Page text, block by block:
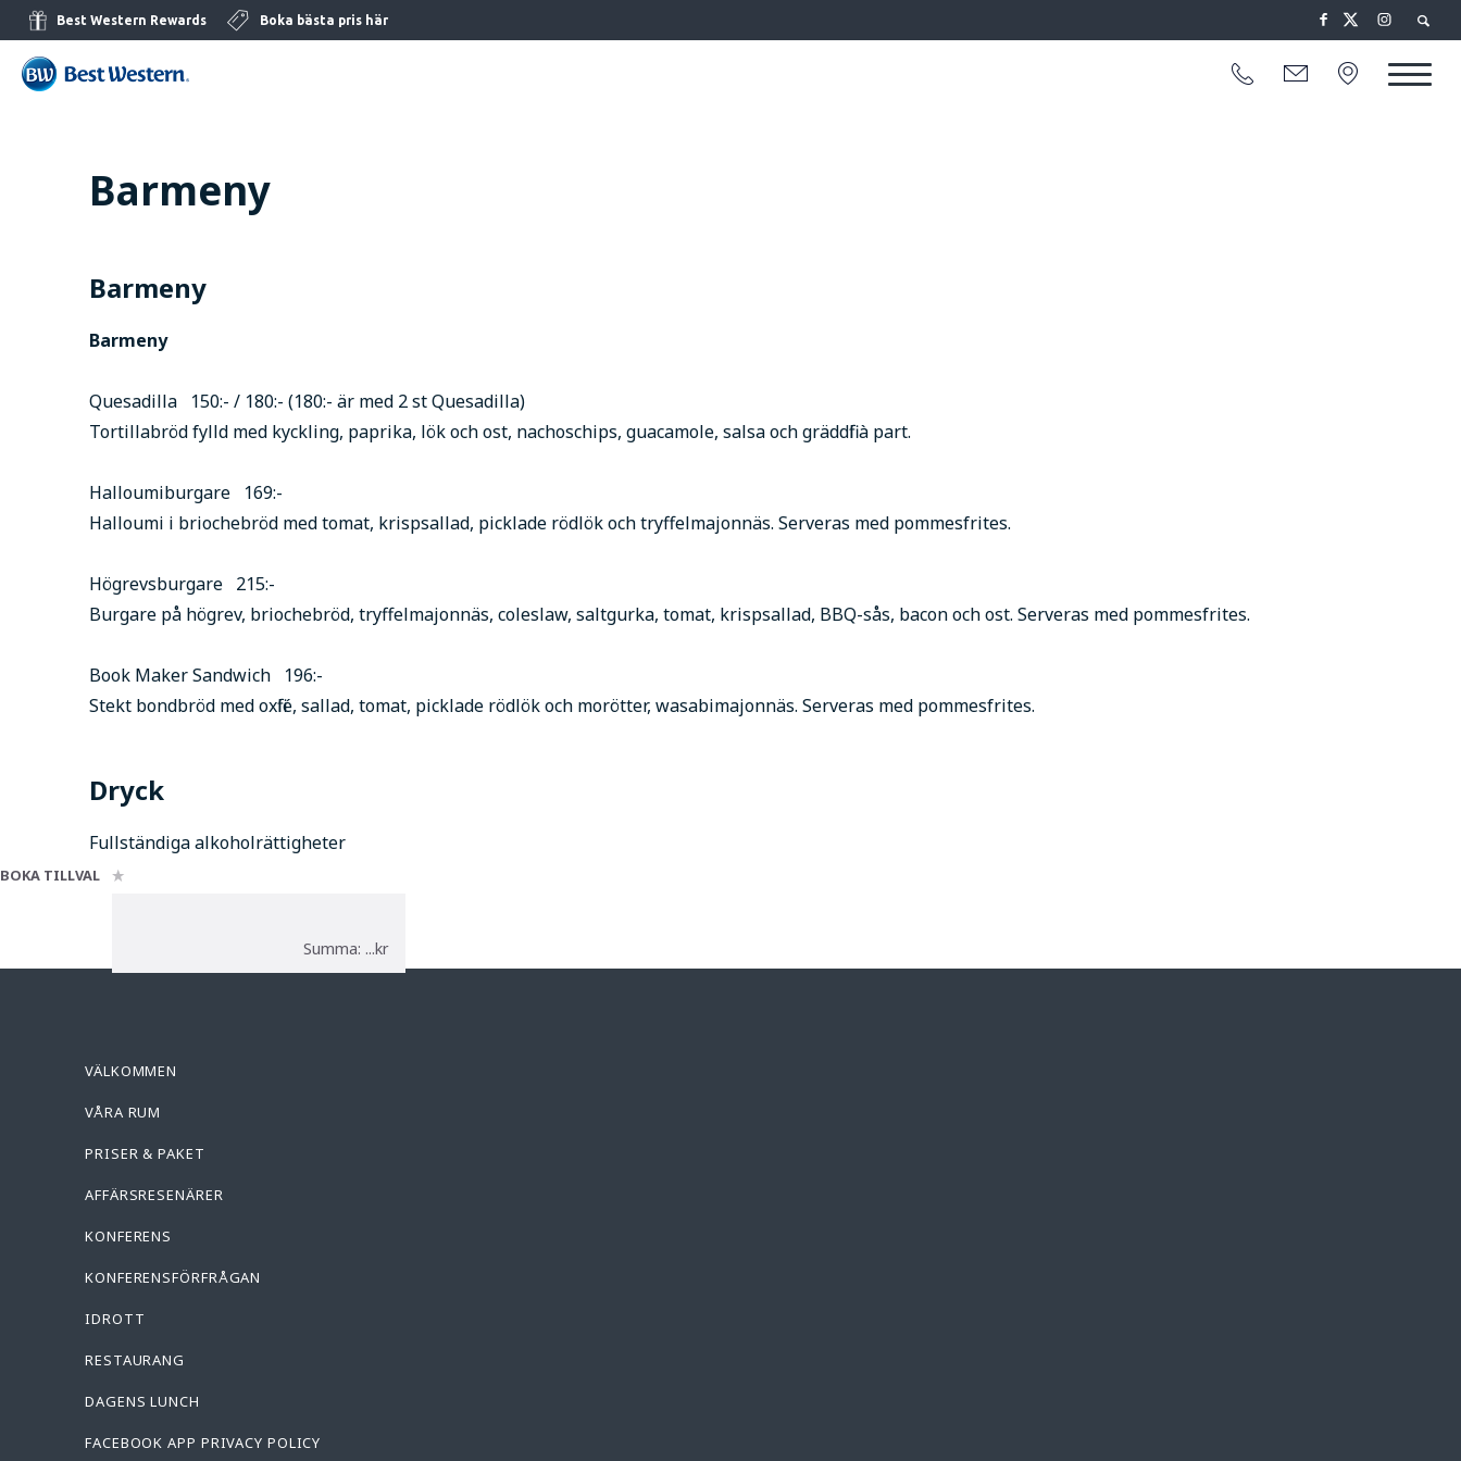
Best Western Rewards Boka bästa pris här
Barmeny
Barmeny
Barmeny
Quesadilla 150:- / 180:- (180:- är med 2 st Quesadilla)
Tortillabröd fylld med kyckling, paprika, lök och ost, nachoschips, guacamole, salsa och gräddfil à part.
Halloumiburgare 169:-
Halloumi i briochebröd med tomat, krispsallad, picklade rödlök och tryffelmajonnäs. Serveras med pommesfrites.
Högrevsburgare 215:-
Burgare på högrev, briochebröd, tryffelmajonnäs, coleslaw, saltgurka, tomat, krispsallad, BBQ-sås, bacon och ost. Serveras med pommesfrites.
Book Maker Sandwich 196:-
Stekt bondbröd med oxfilé, sallad, tomat, picklade rödlök och morötter, wasabimajonnäs. Serveras med pommesfrites.
Dryck
Fullständiga alkoholrättigheter
BOKA TILLVAL
Summa: ...kr
VÄLKOMMEN
VÅRA RUM
PRISER & PAKET
AFFÄRSRESENÄRER
KONFERENS
KONFERENSFÖRFRÅGAN
IDROTT
RESTAURANG
DAGENS LUNCH
FACEBOOK APP PRIVACY POLICY